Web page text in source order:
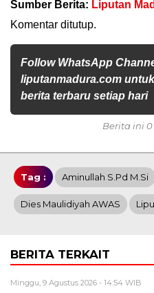
Sumber Berita: Liputan
Komentar ditutup.
Follow WhatsApp
liputanmadura.com
berita terbaru setiap hari
Berita ini
Tag : Aminullah S.Pd M.Si
Dies Maulidiyah AWAS
BERITA TERKAIT
Minggu, 9 Agustus 2026 - 14:54 WIB